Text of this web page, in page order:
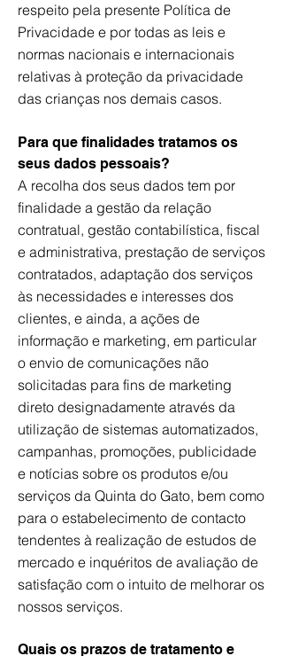
respeito pela presente Política de
Privacidade e por todas as leis e
normas nacionais e internacionais
relativas à proteção da privacidade
das crianças nos demais casos.
Para que finalidades tratamos os
seus dados pessoais?
A recolha dos seus dados tem por
finalidade a gestão da relação
contratual, gestão contabilística, fiscal
e administrativa, prestação de serviços
contratados, adaptação dos serviços
às necessidades e interesses dos
clientes, e ainda, a ações de
informação e marketing, em particular
o envio de comunicações não
solicitadas para fins de marketing
direto designadamente através da
utilização de sistemas automatizados,
campanhas, promoções, publicidade
e notícias sobre os produtos e/ou
serviços da Quinta do Gato, bem como
para o estabelecimento de contacto
tendentes à realização de estudos de
mercado e inquéritos de avaliação de
satisfação com o intuito de melhorar os
nossos serviços.
Quais os prazos de tratamento e